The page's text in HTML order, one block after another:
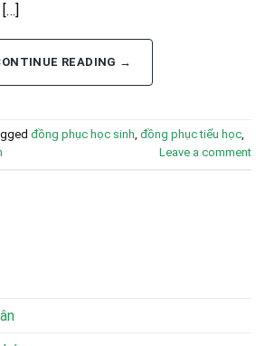
READING →
đồng phục học sinh, đồng phục tiểu học,
Leave a comment